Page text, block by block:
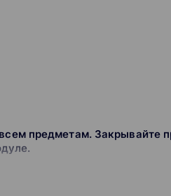
предметам. Закрывайте